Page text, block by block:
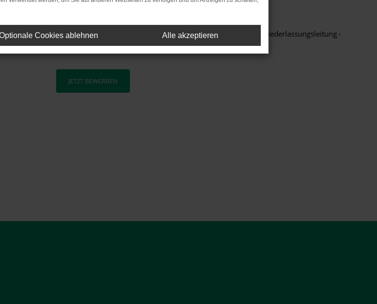
Bitte sende deine aussagefähige Bewerbung direkt an unsere Niederlassungsleitung -
bevorzugt per Email - an:: Herr Kurt Poppmeier
JETZT BEWERBEN
Cookies ablehnen Alle akzeptieren